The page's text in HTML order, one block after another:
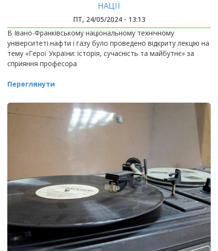
НАЦІЇ
ПТ, 24/05/2024 - 13:13
В Івано-Франківському національному технічному
університеті нафти і газу було проведено відкриту лекцію на
тему «Герої України: історія, сучасність та майбутнє» за
сприяння професора
Переглянути